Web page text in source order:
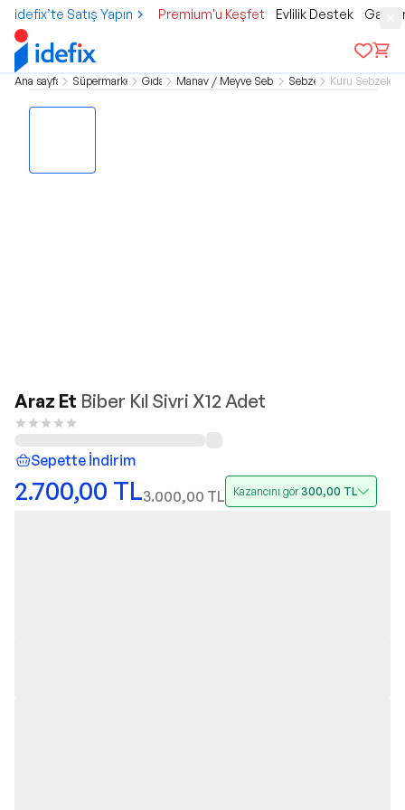
idefix’te Satış Yapın Premium'u Keşfet Evlilik Destek
Ana sayfa Süpermarket Gıda Manav / Meyve Sebze Sebze Kuru Sebzeler
Araz Et Biber Kıl Sivri X12 Adet
Sepette İndirim
2.700,00 TL3.000,00 TL Kazancını gör300,00 TL